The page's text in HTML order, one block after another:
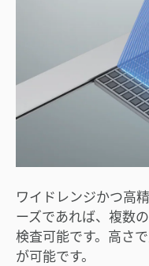
ワイドレンジかつ高
ーズであれば、複数
検査可能です。高さ
が可能です。